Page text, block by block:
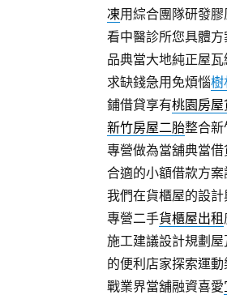
凍用綜合團隊研發
看中醫診所您具體
品典當大地純正屋
求缺錢急用免煩惱樹
鋪借貸享有桃園房屋
新竹房屋二胎整合
專營做為當舖典當
合適的小額借款方
我們在貨櫃屋的設計
專營二手貨櫃屋出租
施工建議設計規劃
的便利店家探索運
戰業界當舖融資喜愛